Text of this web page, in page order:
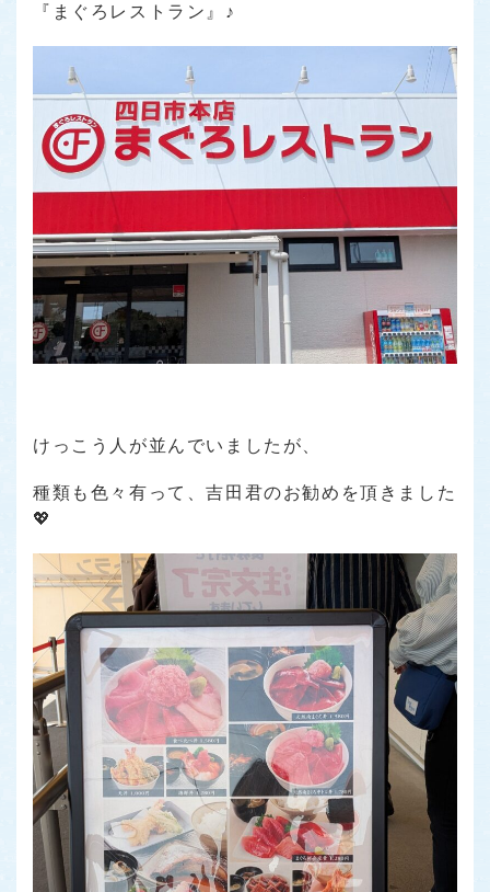
『まぐろレストラン』♪
けっこう人が並んでいましたが、
種類も色々有って、吉田君のお勧めを頂きました
💖